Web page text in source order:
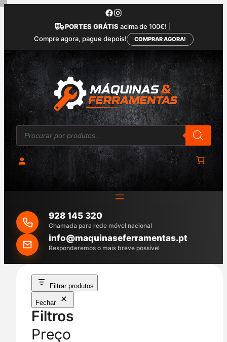
Saltar
conteúdo
PORTES GRÁTIS acima de 100€!
Compre agora, pague depois!
COMPRAR AGORA!
P
o
u
r
c
h
928 145 320
Chamada para rede móvel nacional
info@maquinaseferramentas.pt
Responderemos o mais breve possível
Filtrar produtos
Fechar
Filtros
Preço